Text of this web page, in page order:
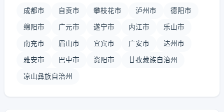
成都市 自贡市 攀枝花市 泸州市 德阳市
绵阳市 广元市 遂宁市 内江市 乐山市
南充市 眉山市 宜宾市 广安市 达州市
雅安市 巴中市 资阳市 甘孜藏族自治州
凉山彝族自治州